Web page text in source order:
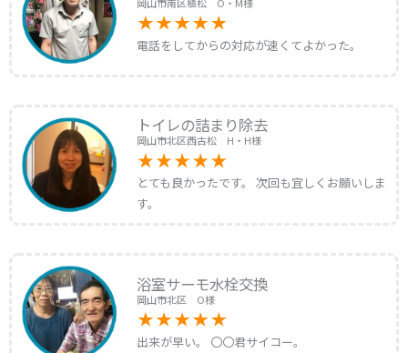
電話をしてからの対応が速くてよかった。
トイレの詰まり除去
岡山市北区西古松 H・H様
とても良かったです。 次回も宜しくお願いしま
す。
浴室サーモ水栓交換
岡山市北区 O様
出来が早い。 〇〇君サイコー。